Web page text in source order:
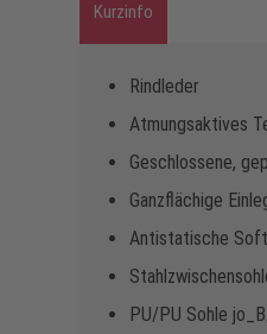
Kurzinfo
Rindleder
Atmungsaktives
Geschlossene,
Ganzflächige
Antistatische
PU/PU Sohle